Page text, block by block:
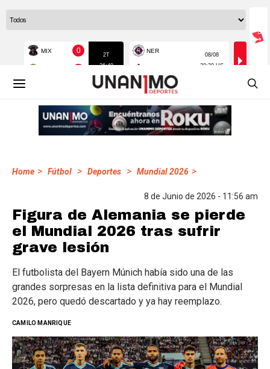
Home > Fútbol > Deportes > Mundial 2026 >
8 de Junio de 2026 - 11:56 am
Figura de Alemania se pierde
el Mundial 2026 tras sufrir
grave lesión
El futbolista del Bayern Múnich había sido una de las
grandes sorpresas en la lista definitiva para el Mundial
2026, pero quedó descartado y ya hay reemplazo.
CAMILO MANRIQUE